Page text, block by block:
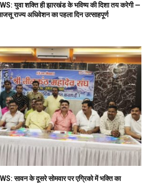
युवा शक्ति ही झारखंड के भविष्य की दिशा तय करेगी —
राज्य अधिवेशन का पहला दिन उत्साहपूर्ण
सावन के दूसरे सोमवार पर एग्रिको में भक्ति का